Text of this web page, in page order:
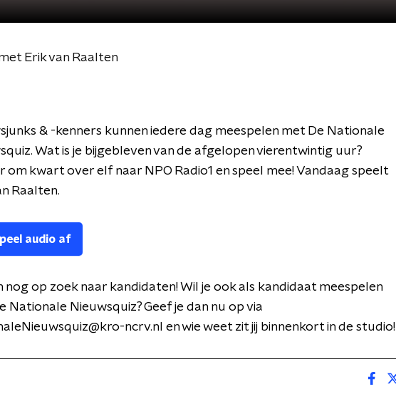
Erik van Raalten
& -kenners kunnen iedere dag meespelen met De Nationale
Wat is je bijgebleven van de afgelopen vierentwintig uur?
om kwart over elf naar NPO Radio1 en speel mee! Vandaag speelt
Raalten.
audio af
nog op zoek naar kandidaten! Wil je ook als kandidaat meespelen
Nationale Nieuwsquiz? Geef je dan nu op via
ncrv.nl en wie weet zit jij binnenkort in de studio!